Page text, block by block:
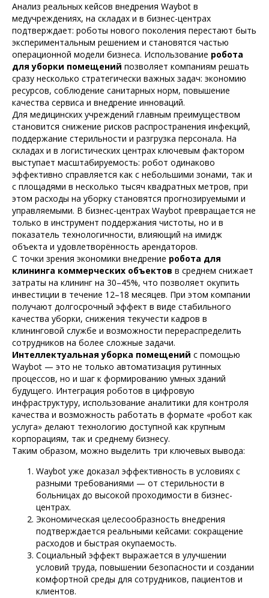
Анализ реальных кейсов внедрения Waybot в
медучреждениях, на складах и в бизнес-центрах
подтверждает: роботы нового поколения перестают быть
экспериментальным решением и становятся частью
операционной модели бизнеса. Использование робота
для уборки помещений позволяет компаниям решать
сразу несколько стратегически важных задач: экономию
ресурсов, соблюдение санитарных норм, повышение
качества сервиса и внедрение инноваций.
Для медицинских учреждений главным преимуществом
становится снижение рисков распространения инфекций,
поддержание стерильности и разгрузка персонала. На
складах и в логистических центрах ключевым фактором
выступает масштабируемость: робот одинаково
эффективно справляется как с небольшими зонами, так и
с площадями в несколько тысяч квадратных метров, при
этом расходы на уборку становятся прогнозируемыми и
управляемыми. В бизнес-центрах Waybot превращается не
только в инструмент поддержания чистоты, но и в
показатель технологичности, влияющий на имидж
объекта и удовлетворённость арендаторов.
С точки зрения экономики внедрение робота для
клининга коммерческих объектов в среднем снижает
затраты на клининг на 30–45%, что позволяет окупить
инвестиции в течение 12–18 месяцев. При этом компании
получают долгосрочный эффект в виде стабильного
качества уборки, снижения текучести кадров в
клининговой службе и возможности перераспределить
сотрудников на более сложные задачи.
Интеллектуальная уборка помещений с помощью
Waybot — это не только автоматизация рутинных
процессов, но и шаг к формированию умных зданий
будущего. Интеграция роботов в цифровую
инфраструктуру, использование аналитики для контроля
качества и возможность работать в формате «робот как
услуга» делают технологию доступной как крупным
корпорациям, так и среднему бизнесу.
Таким образом, можно выделить три ключевых вывода:
Waybot уже доказал эффективность в условиях с
разными требованиями — от стерильности в
больницах до высокой проходимости в бизнес-
центрах.
Экономическая целесообразность внедрения
подтверждается реальными кейсами: сокращение
расходов и быстрая окупаемость.
Социальный эффект выражается в улучшении
условий труда, повышении безопасности и создании
комфортной среды для сотрудников, пациентов и
клиентов.